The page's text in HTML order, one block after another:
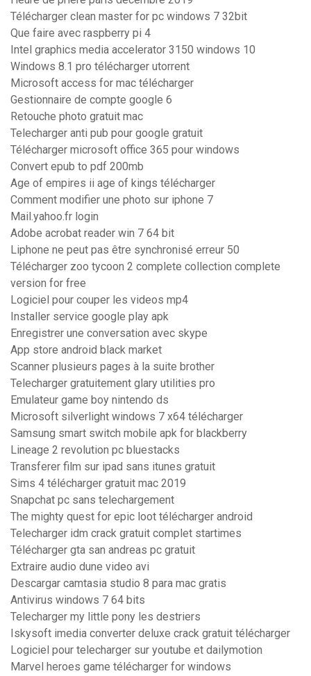
Télécharger clean master for pc windows 7 32bit
Que faire avec raspberry pi 4
Intel graphics media accelerator 3150 windows 10
Windows 8.1 pro télécharger utorrent
Microsoft access for mac télécharger
Gestionnaire de compte google 6
Retouche photo gratuit mac
Telecharger anti pub pour google gratuit
Télécharger microsoft office 365 pour windows
Convert epub to pdf 200mb
Age of empires ii age of kings télécharger
Comment modifier une photo sur iphone 7
Mail.yahoo.fr login
Adobe acrobat reader win 7 64 bit
Liphone ne peut pas être synchronisé erreur 50
Télécharger zoo tycoon 2 complete collection complete
version for free
Logiciel pour couper les videos mp4
Installer service google play apk
Enregistrer une conversation avec skype
App store android black market
Scanner plusieurs pages à la suite brother
Telecharger gratuitement glary utilities pro
Emulateur game boy nintendo ds
Microsoft silverlight windows 7 x64 télécharger
Samsung smart switch mobile apk for blackberry
Lineage 2 revolution pc bluestacks
Transferer film sur ipad sans itunes gratuit
Sims 4 télécharger gratuit mac 2019
Snapchat pc sans telechargement
The mighty quest for epic loot télécharger android
Telecharger idm crack gratuit complet startimes
Télécharger gta san andreas pc gratuit
Extraire audio dune video avi
Descargar camtasia studio 8 para mac gratis
Antivirus windows 7 64 bits
Telecharger my little pony les destriers
Iskysoft imedia converter deluxe crack gratuit télécharger
Logiciel pour telecharger sur youtube et dailymotion
Marvel heroes game télécharger for windows